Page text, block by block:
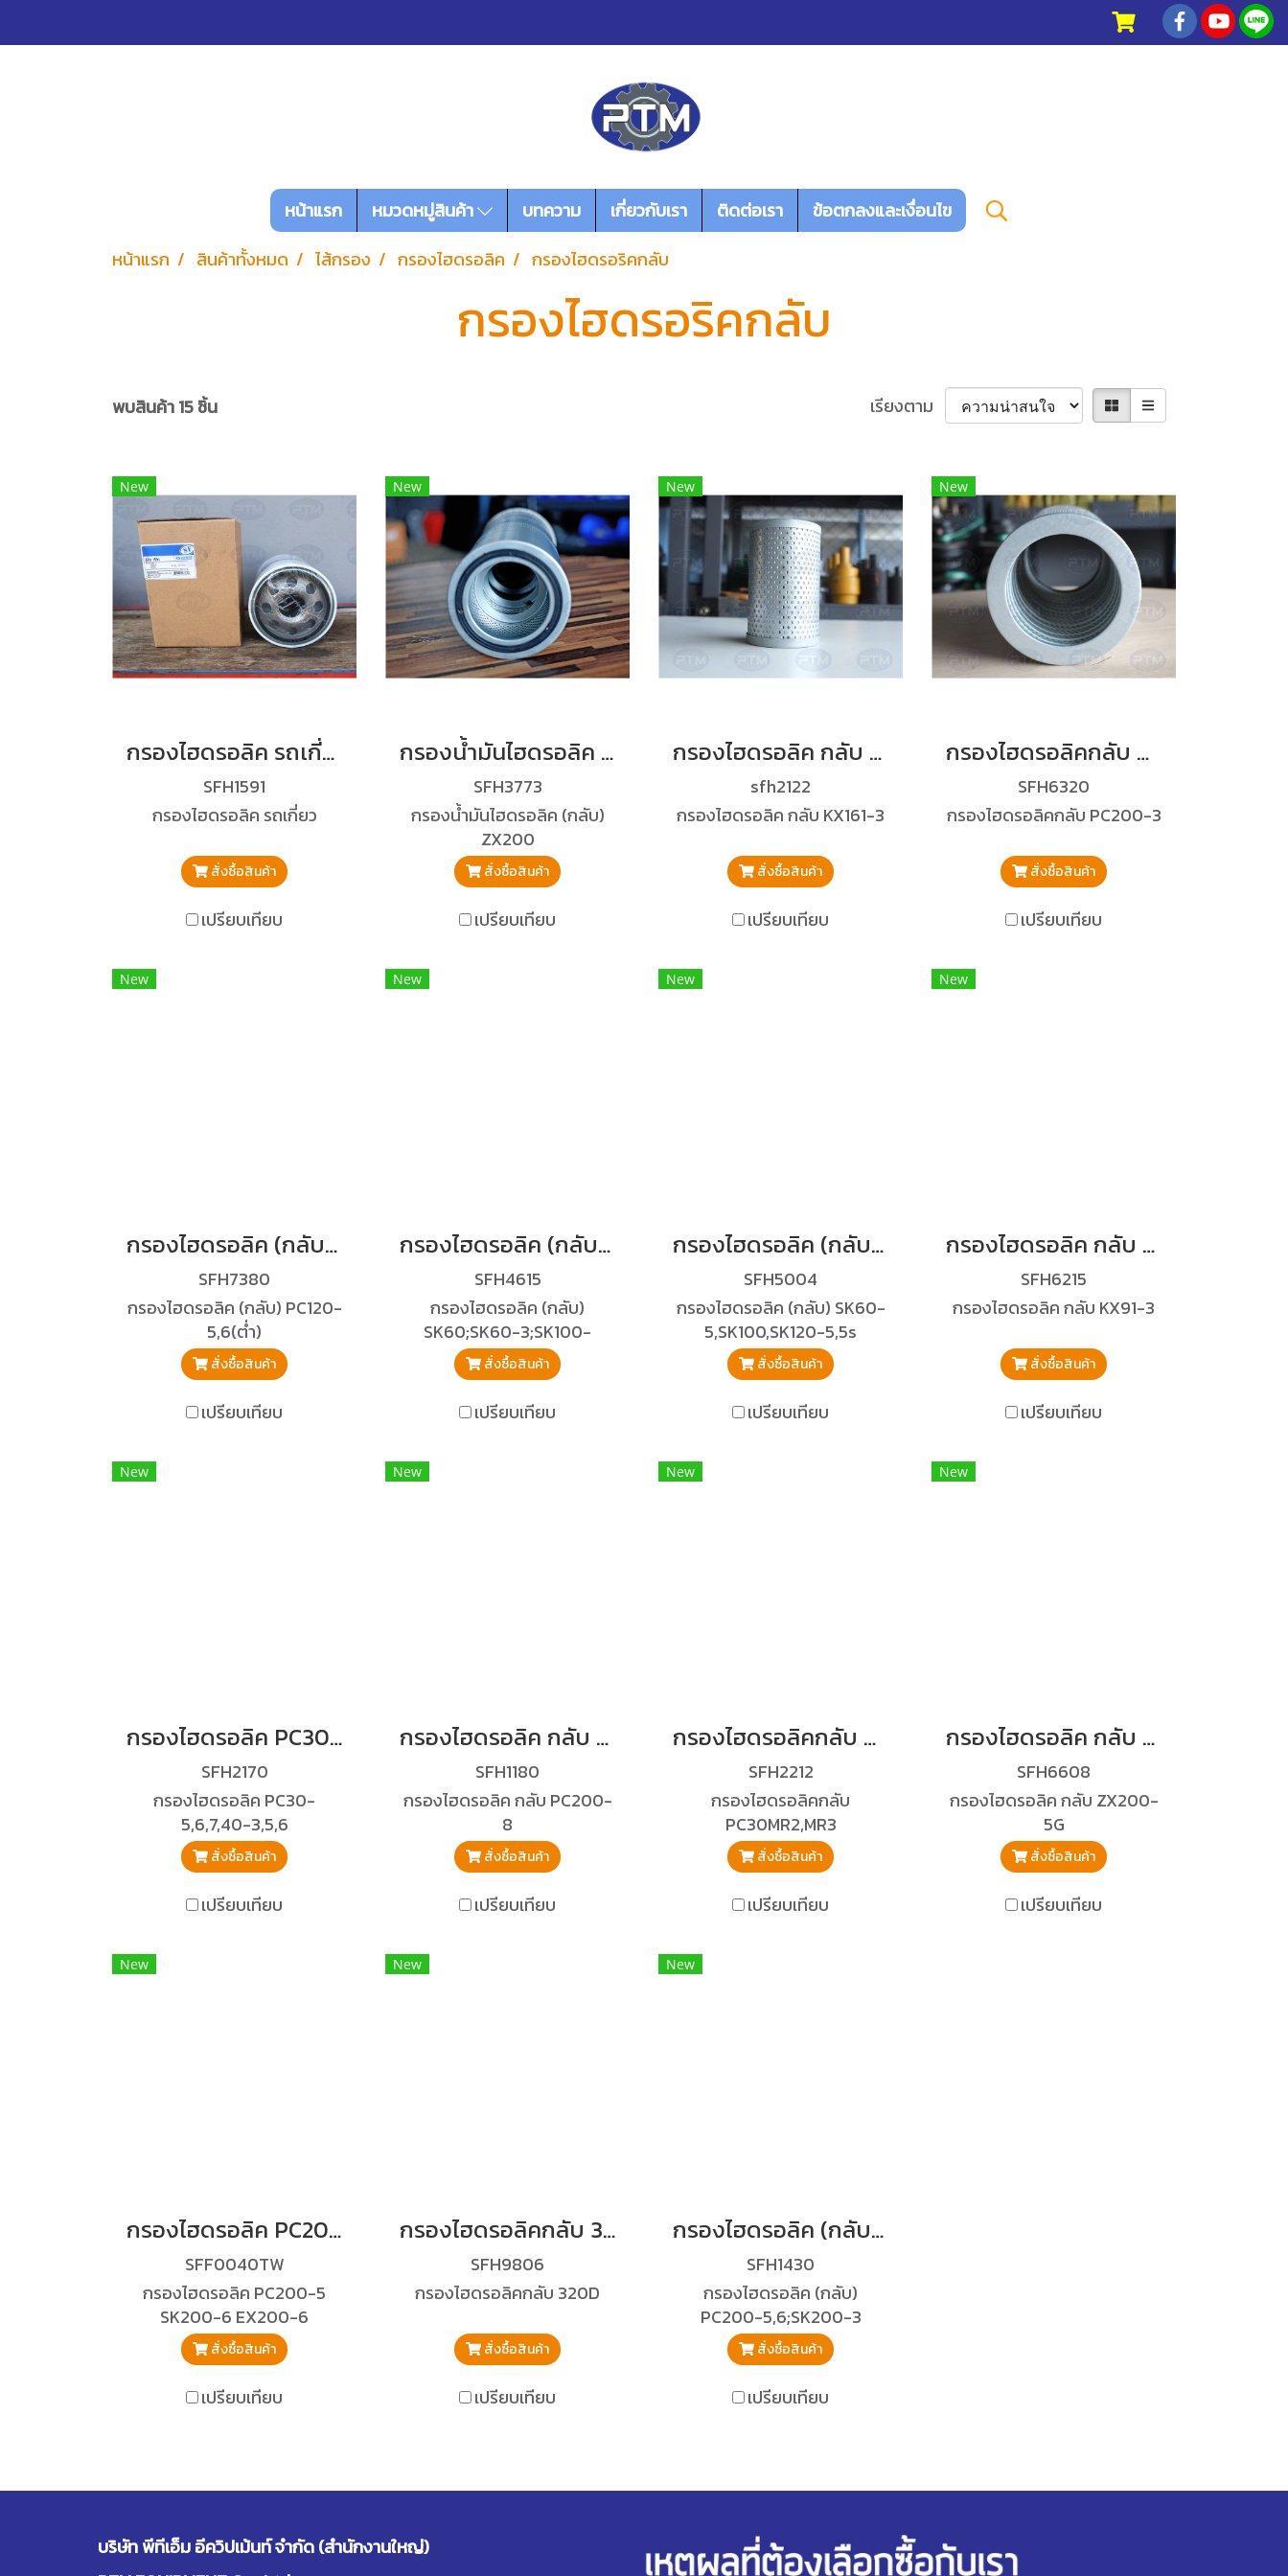
หน้าแรก หมวดหมู่สินค้า บทความ เกี่ยวกับเรา ติดต่อเรา
ข้อตกลงและเงื่อนไข
หน้าแรก
สินค้าทั้งหมด ไส้กรอง กรองไฮดรอลิค กรองไฮดรอริคกลับ
กรองไฮดรอริคกลับ
พบสินค้า 15 ชิ้น เรียงตาม
New
กรองไฮดรอลิค รถเกี่ยว
SFH1591
กรองไฮดรอลิค รถเกี่ยว
สั่งซื้อสินค้า
เปรียบเทียบ
New
กรองน้ำมันไฮดรอลิค (กลับ) ZX200
SFH3773
กรองน้ำมันไฮดรอลิค (กลับ)
ZX200
สั่งซื้อสินค้า
เปรียบเทียบ
New
กรองไฮดรอลิค กลับ KX161-3
sfh2122
กรองไฮดรอลิค กลับ KX161-3
สั่งซื้อสินค้า
เปรียบเทียบ
New
กรองไฮดรอลิคกลับ PC200-3
SFH6320
กรองไฮดรอลิคกลับ PC200-3
สั่งซื้อสินค้า
เปรียบเทียบ
New
กรองไฮดรอลิค (กลับ) PC120-5,6(ต่ำ)
SFH7380
กรองไฮดรอลิค (กลับ) PC120-
5,6(ต่ำ)
สั่งซื้อสินค้า
เปรียบเทียบ
New
กรองไฮดรอลิค (กลับ) SK60;SK60-3;SK100-3;SK120-3
SFH4615
กรองไฮดรอลิค (กลับ)
SK60;SK60-3;SK100-
3;SK120-3
สั่งซื้อสินค้า
เปรียบเทียบ
New
กรองไฮดรอลิค (กลับ) SK60-5,SK100,SK120-5,5s
SFH5004
กรองไฮดรอลิค (กลับ) SK60-
5,SK100,SK120-5,5s
สั่งซื้อสินค้า
เปรียบเทียบ
New
กรองไฮดรอลิค กลับ KX91-3
SFH6215
กรองไฮดรอลิค กลับ KX91-3
สั่งซื้อสินค้า
เปรียบเทียบ
New
กรองไฮดรอลิค PC30-5,6,7,40-3,5,6
SFH2170
กรองไฮดรอลิค PC30-
5,6,7,40-3,5,6
สั่งซื้อสินค้า
เปรียบเทียบ
New
กรองไฮดรอลิค กลับ PC200-8
SFH1180
กรองไฮดรอลิค กลับ PC200-
8
สั่งซื้อสินค้า
เปรียบเทียบ
New
กรองไฮดรอลิคกลับ PC30MR2,MR3
SFH2212
กรองไฮดรอลิคกลับ
PC30MR2,MR3
สั่งซื้อสินค้า
เปรียบเทียบ
New
กรองไฮดรอลิค กลับ ZX200-5G
SFH6608
กรองไฮดรอลิค กลับ ZX200-
5G
สั่งซื้อสินค้า
เปรียบเทียบ
New
กรองไฮดรอลิค PC200-5 SK200-6 EX200-6
SFF0040TW
กรองไฮดรอลิค PC200-5
SK200-6 EX200-6
สั่งซื้อสินค้า
เปรียบเทียบ
New
กรองไฮดรอลิคกลับ 320D
SFH9806
กรองไฮดรอลิคกลับ 320D
สั่งซื้อสินค้า
เปรียบเทียบ
New
กรองไฮดรอลิค (กลับ) PC200-5,6;SK200-3
SFH1430
กรองไฮดรอลิค (กลับ)
PC200-5,6;SK200-3
สั่งซื้อสินค้า
เปรียบเทียบ
บริษัท พีทีเอ็ม อีควิปเม้นท์ จำกัด (สำนักงานใหญ่)